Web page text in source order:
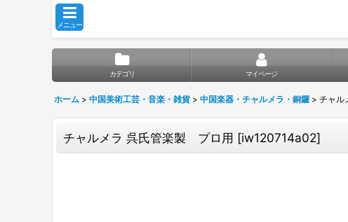
メニュー
カテゴリ マイページ
ホーム > 中国美術工芸・音楽・雑貨 > 中国楽器・チャルメラ・銅鑼 > チャル
チャルメラ 呉氏管楽製 プロ用 [iw120714a02]